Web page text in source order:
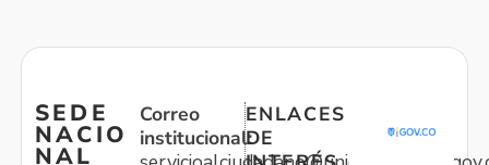
SEDE
NACIO
NAL
Correo
institucional:
ENLACES
DE